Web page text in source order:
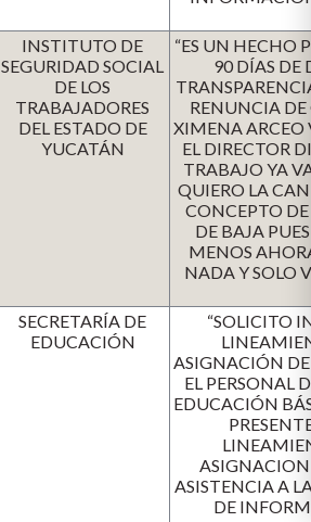
INSTITUTO DE
SEGURIDAD SOCIAL
DE LOS
TRABAJADORES
DEL ESTADO DE
YUCATÁN
“ES UN HECHO
90 DÍAS DE
RENUNCIA DE
XIMENA ARCEO
EL DIRECTOR
TRABAJO YA
QUIERO LA
CONCEPTO DE
DE BAJA
MENOS
NADA Y SOLO
SECRETARÍA DE
EDUCACIÓN
“SOLICITO
ASIGNACIÓN DE
EL PERSONAL
EDUCACIÓN
ASISTENCIA A
DE